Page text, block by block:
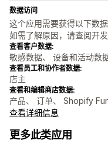
数据访问
这个应用需要获得以下数
如需了解原因，请查阅开
查看客户数据:
敏感数据、 设备和活动数
查看员工和协作者数据:
店主
查看和编辑商店数据:
产品、 订单、 Shopify
查看详细信息
更多此类应用